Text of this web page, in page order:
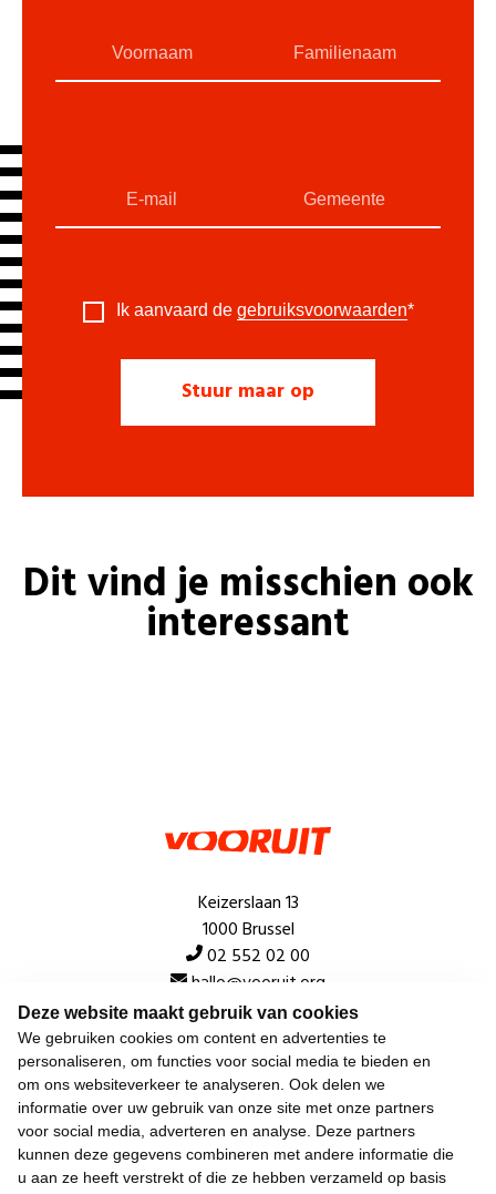
Deze website maakt gebruik van cookies
We gebruiken cookies om content en advertenties te
personaliseren, om functies voor social media te bieden en
om ons websiteverkeer te analyseren. Ook delen we
informatie over uw gebruik van onze site met onze partners
voor social media, adverteren en analyse. Deze partners
kunnen deze gegevens combineren met andere informatie die
u aan ze heeft verstrekt of die ze hebben verzameld op basis
Ik aanvaard de gebruiksvoorwaarden*
Dit vind je misschien ook
interessant
Keizerslaan 13
1000 Brussel
02 552 02 00
hallo@vooruit.org
Snel
Over de beweging
Algemeen